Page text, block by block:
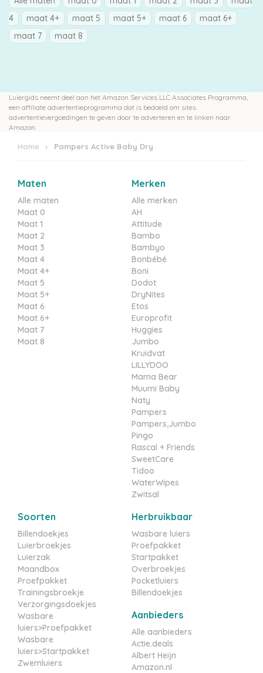
4
maat 4+ maat 5 maat 5+ maat 6
maat 6+
maat 7
maat 8
Luiergids neemt deel aan het Amazon Services LLC Associates Programma,
een affiliate advertentieprogramma dat is bedoeld om sites
advertentievergoedingen te geven door te adverteren en te linken naar
Amazon.
Home Pampers Active Baby Dry
Maten
Alle maten
Maat 0
Maat 1
Maat 2
Maat 3
Maat 4
Maat 4+
Maat 5
Maat 5+
Maat 6
Maat 6+
Maat 7
Maat 8
Merken
Alle merken
AH
Attitude
Bambo
Bambyo
Bonbébé
Boni
Dodot
DryNites
Etos
Europrofit
Huggies
Jumbo
Kruidvat
LILLYDOO
Mama Bear
Muumi Baby
Naty
Pampers
Pampers,Jumbo
Pingo
Rascal + Friends
SweetCare
Tidoo
WaterWipes
Zwitsal
Soorten
Billendoekjes
Luierbroekjes
Luierzak
Maandbox
Proefpakket
Trainingsbroekje
Verzorgingsdoekjes
Wasbare
luiers>Proefpakket
Wasbare
luiers>Startpakket
Zwemluiers
Herbruikbaar
Wasbare luiers
Proefpakket
Startpakket
Overbroekjes
Pocketluiers
Billendoekjes
Aanbieders
Alle aanbieders
Actie.deals
Albert Heijn
Amazon.nl